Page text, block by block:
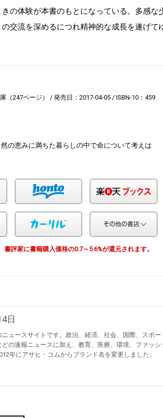
の体験が本書のもとになっている。多感な
交流を深めるにつれ精神的な成長を遂げて
（247ページ） 発売日：2017-04-05
ISBN-10：459
の恵みに満ちた暮らしの中で命について考えは
honto
紀伊国屋 カーリル
評家に書籍購入価格の0.7～5.6%が還元されます。
日
ュースサイトです。政治、経済、社会、国際、スポー
の速報ニュースに加え、教育、医療、環境、ファッシ
年にアサヒ・コムからブランド名を変更しました。